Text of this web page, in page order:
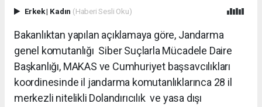
Erkek| Kadın (Haberi Sesli Oku)
Bakanlıktan yapılan açıklamaya göre, Jandarma
genel komutanlığı Siber Suçlarla Mücadele Daire
Başkanlığı, MAKAS ve Cumhuriyet başsavcılıkları
koordinesinde il jandarma komutanlıklarınca 28 il
merkezli nitelikli Dolandırıcılık ve yasa dışı